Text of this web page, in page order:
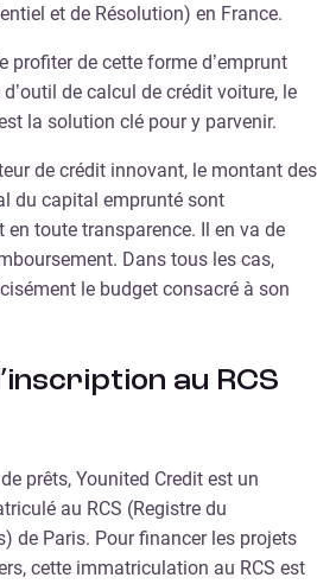
et de Résolution) en France.
profiter de cette forme d’emprunt
de calcul de crédit voiture, le
la solution clé pour y parvenir.
de crédit innovant, le montant des
du capital emprunté sont
toute transparence. Il en va de
Dans tous les cas,
le budget consacré à son
au RCS
prêts, Younited Credit est un
au RCS (Registre du
de Paris. Pour financer les projets
cette immatriculation au RCS est